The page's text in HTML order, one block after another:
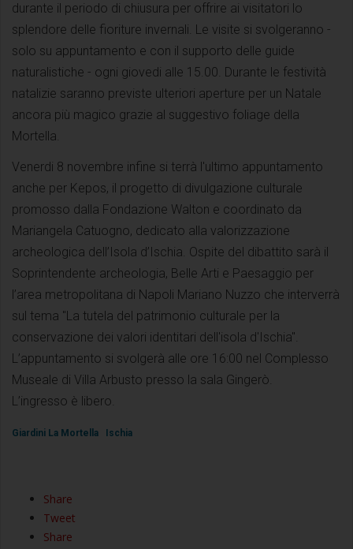
durante il periodo di chiusura per offrire ai visitatori lo
splendore delle fioriture invernali. Le visite si svolgeranno -
solo su appuntamento e con il supporto delle guide
naturalistiche - ogni giovedi alle 15.00. Durante le festività
natalizie saranno previste ulteriori aperture per un Natale
ancora più magico grazie al suggestivo foliage della
Mortella.
Venerdi 8 novembre infine si terrà l'ultimo appuntamento
anche per Kepos, il progetto di divulgazione culturale
promosso dalla Fondazione Walton e coordinato da
Mariangela Catuogno, dedicato alla valorizzazione
archeologica dell’Isola d’Ischia. Ospite del dibattito sarà il
Soprintendente archeologia, Belle Arti e Paesaggio per
l’area metropolitana di Napoli Mariano Nuzzo che interverrà
sul tema "La tutela del patrimonio culturale per la
conservazione dei valori identitari dell'isola d'Ischia".
L’appuntamento si svolgerà alle ore 16:00 nel Complesso
Museale di Villa Arbusto presso la sala Gingerò.
L’ingresso è libero.
Giardini La Mortella Ischia
Share
Tweet
Share